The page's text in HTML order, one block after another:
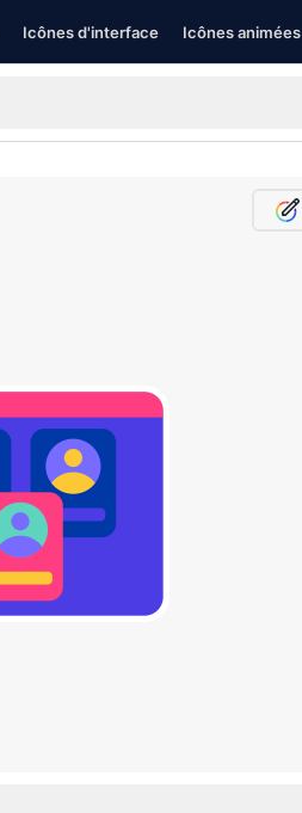
Icônes d'interface Icônes animées